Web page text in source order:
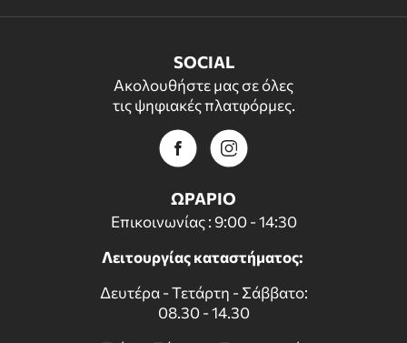
SOCIAL
Ακολουθήστε μας σε όλες
τις ψηφιακές πλατφόρμες.
ΩΡΑΡΙΟ
Επικοινωνίας : 9:00 - 14:30
Λειτουργίας καταστήματος:
Δευτέρα - Τετάρτη - Σάββατο:
08.30 - 14.30